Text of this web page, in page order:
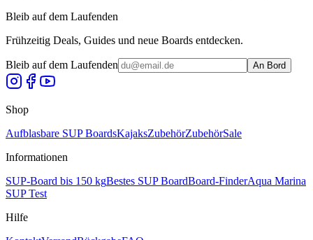
Bleib auf dem Laufenden
Frühzeitig Deals, Guides und neue Boards entdecken.
Bleib auf dem Laufenden An Bord
Shop
Aufblasbare SUP BoardsKajaksZubehörZubehörSale
Informationen
SUP-Board bis 150 kgBestes SUP BoardBoard-FinderAqua Marina
SUP Test
Hilfe